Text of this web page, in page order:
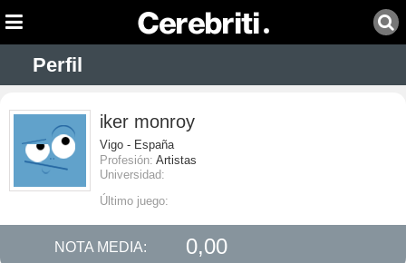
Perfil
iker monroy
Vigo - España
Profesión: Artistas
Universidad:
Último juego:
NOTA MEDIA: 0,00